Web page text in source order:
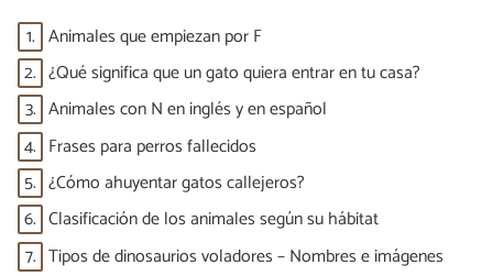
1. Animales que empiezan por F
2. ¿Qué significa que un gato quiera entrar en tu casa?
3. Animales con N en inglés y en español
4. Frases para perros fallecidos
5. ¿Cómo ahuyentar gatos callejeros?
6. Clasificación de los animales según su hábitat
7. Tipos de dinosaurios voladores – Nombres e imágenes